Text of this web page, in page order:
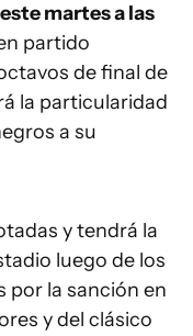
martes a las
partido
de final de
la particularidad
a su
y tendrá la
luego de los
por la sanción en
y del clásico